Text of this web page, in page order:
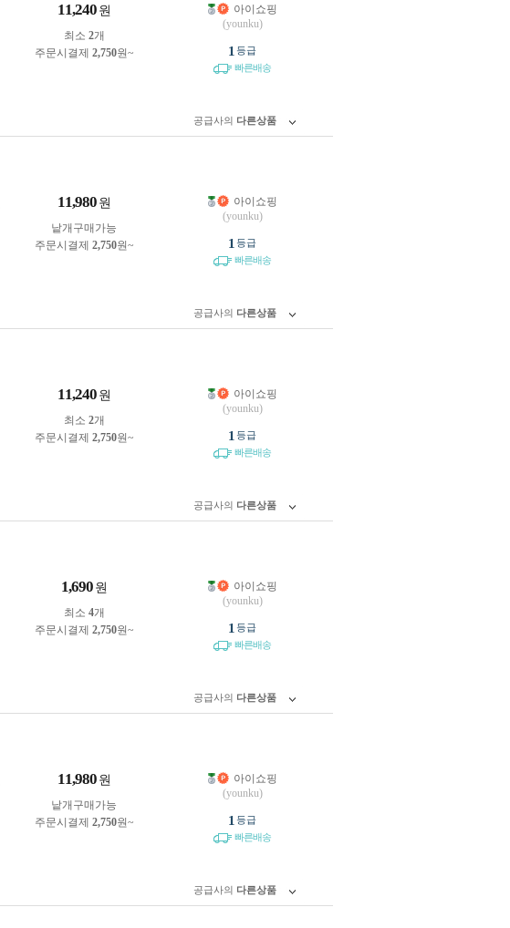
11,240 원
최소 2개
주문시결제 2,750원~
아이쇼핑
(younku)
1 등급
빠른배송
공급사의 다른상품
11,980 원
낱개구매가능
주문시결제 2,750원~
아이쇼핑
(younku)
1 등급
빠른배송
공급사의 다른상품
11,240 원
최소 2개
주문시결제 2,750원~
아이쇼핑
(younku)
1 등급
빠른배송
공급사의 다른상품
1,690 원
최소 4개
주문시결제 2,750원~
아이쇼핑
(younku)
1 등급
빠른배송
공급사의 다른상품
11,980 원
낱개구매가능
주문시결제 2,750원~
아이쇼핑
(younku)
1 등급
빠른배송
공급사의 다른상품